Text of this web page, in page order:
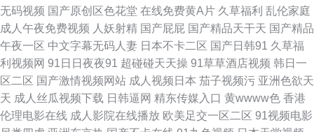
费69 91女同视频 欧美熟妇高潮喷水 国产性爱区一区 男人色情天堂 俺去也
99 97色综合网 青青草好屌色在线视频 白丝自慰网站91 老司机成人网 91亚
洲人人在字幕国产 91视频免费观看 婷婷丁香五月天新网站 黄色视屏网站 亚
洲欧美网站 福利导航探花 亚洲日本三级 日本丰满少妇 日韩综合日产精品 国
无码视频 国产原创区色花堂 在线免费黄A片 久草福利 乱伦家庭
成人午夜免费视频 人妖射精 国产屁屁 国产精品天干天 国产精品
午夜一区 中文字幕无码人妻 日本不卡二区 国产日韩91 久草福
利视频网 91日日夜夜91 超碰碰天天操 91草草酒店视频 韩日一
区二区 国产激情视频网站 成人视频日本 茄子视频污 亚洲色欲天
天 成人丝瓜视频下载 日韩逼网 精东传媒入口 黄wwww色 香港
伦理电影在线 成人影院在线播放 欧美足交一区二区 91视频电影